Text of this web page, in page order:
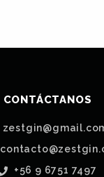
CONTÁCTANOS
+56 9 6751 7497